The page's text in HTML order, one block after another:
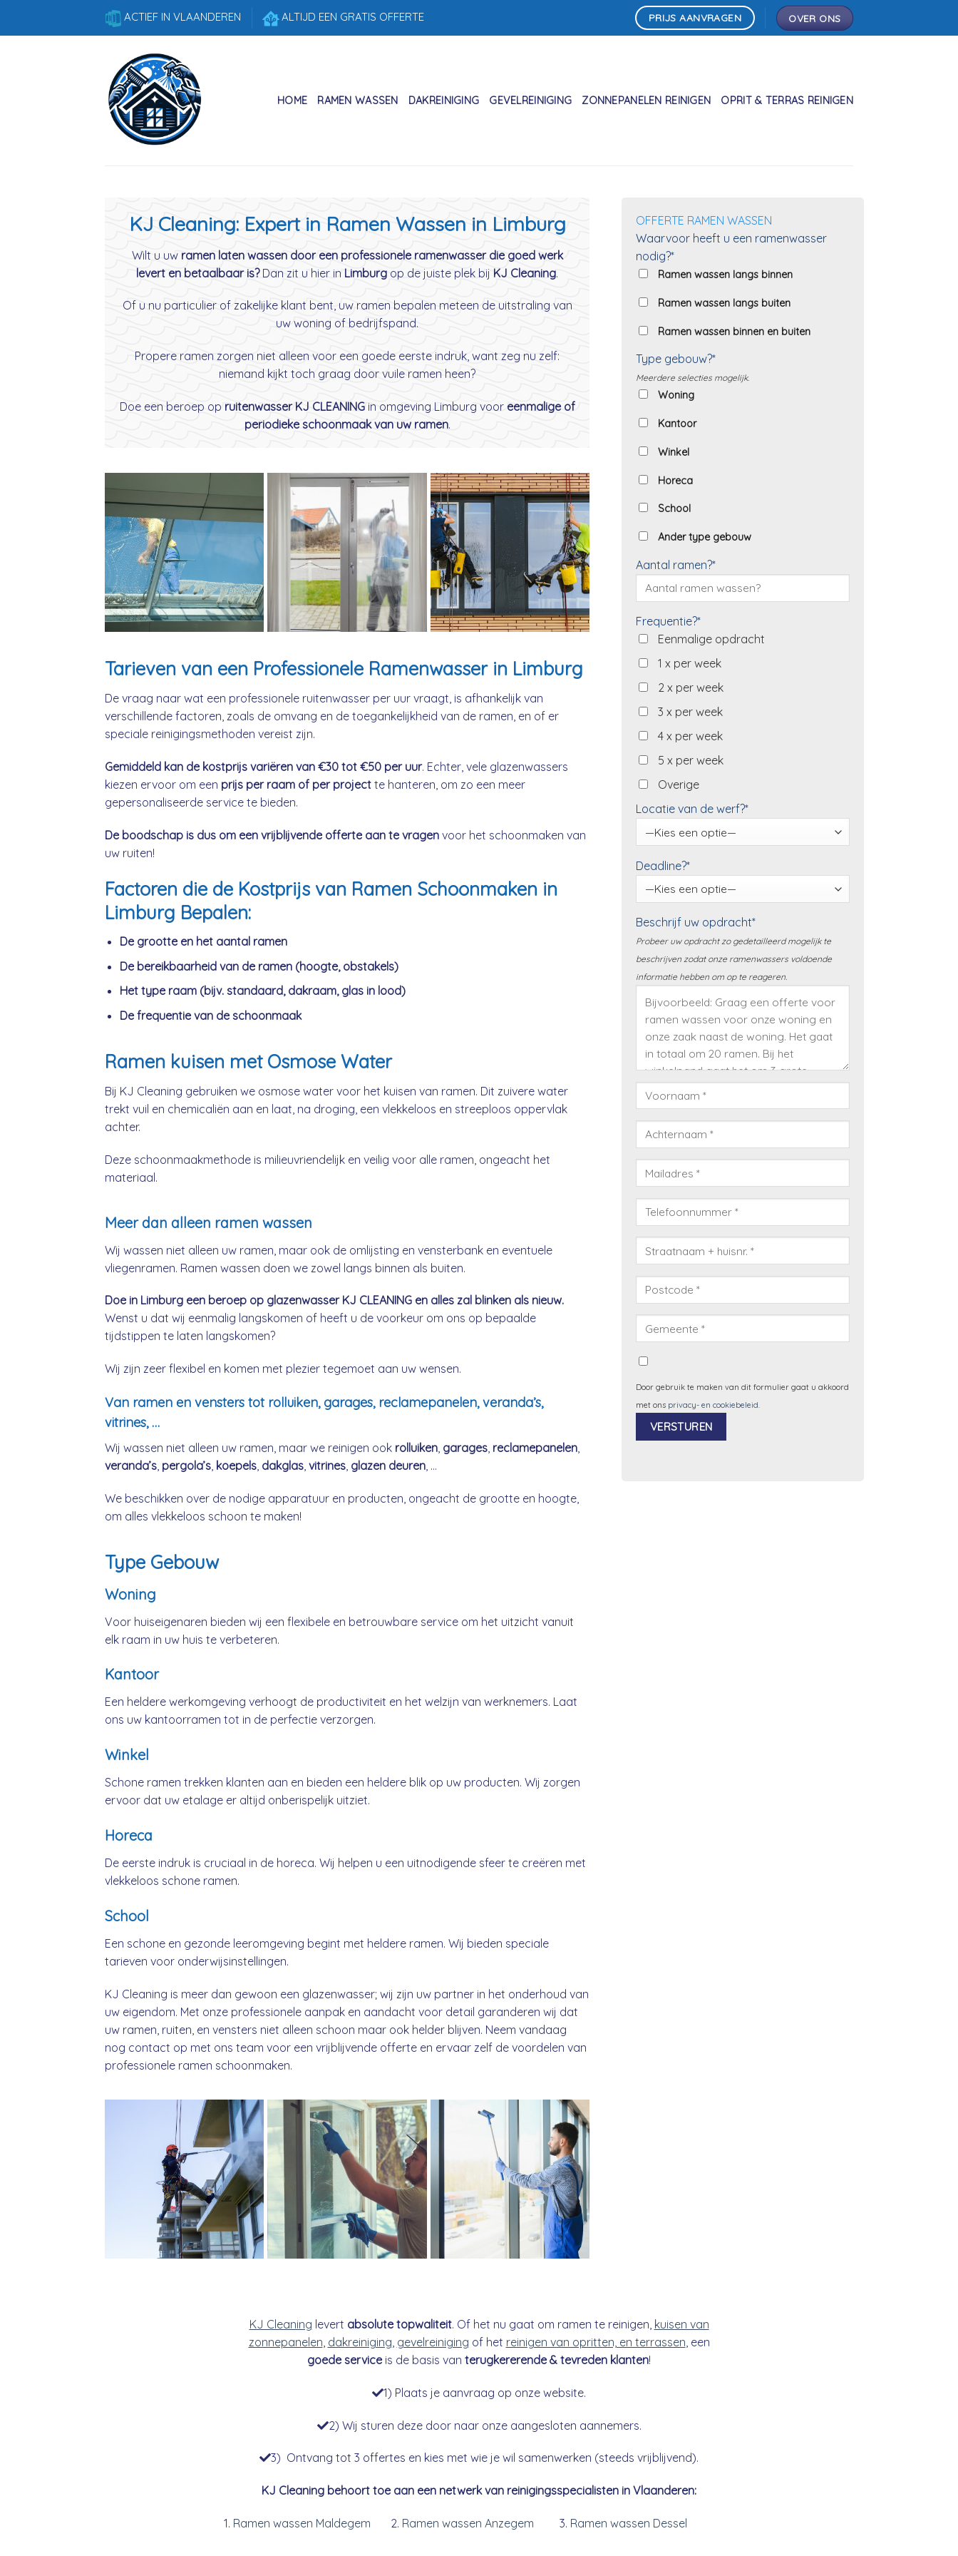
ACTIEF IN VLAANDEREN ALTIJD EEN GRATIS OFFERTE PRIJS AANVRAGEN OVER ONS
HOME RAMEN WASSEN DAKREINIGING GEVELREINIGING ZONNEPANELEN REINIGEN OPRIT & TERRAS REINIGEN
KJ Cleaning: Expert in Ramen Wassen in Limburg
Wilt u uw ramen laten wassen door een professionele ramenwasser die goed werk
levert en betaalbaar is?Dan zit u hier in Limburg op de juiste plek bij KJ Cleaning.
Of u nu particulier of zakelijke klant bent, uw ramen bepalen meteen de uitstraling van
uw woning of bedrijfspand.
Propere ramen zorgen niet alleen voor een goede eerste indruk, want zeg nu zelf:
niemand kijkt toch graag door vuile ramen heen?
Doe een beroep op ruitenwasser KJ CLEANINGin omgeving Limburg voor eenmalige of
periodieke schoonmaak van uw ramen.
Tarieven van een Professionele Ramenwasser in Limburg
De vraag naar wat een professionele ruitenwasser per uur vraagt, is afhankelijk van
verschillende factoren, zoals de omvang en de toegankelijkheid van de ramen, en of er
speciale reinigingsmethoden vereist zijn.
Gemiddeld kan de kostprijs variëren van €30 tot €50 per uur. Echter, vele glazenwassers
kiezen ervoor om een prijs per raam of per project te hanteren, om zo een meer
gepersonaliseerde service te bieden.
De boodschap is dus om een vrijblijvende offerte aan te vragen voor het schoonmaken van
uw ruiten!
Factoren die de Kostprijs van Ramen Schoonmaken in
Limburg Bepalen:
De grootte en het aantal ramen
De bereikbaarheid van de ramen (hoogte, obstakels)
Het type raam (bijv. standaard, dakraam, glas in lood)
De frequentie van de schoonmaak
Ramen kuisen met Osmose Water
Bij KJ Cleaning gebruiken we osmose water voor het kuisen van ramen. Dit zuivere water
trekt vuil en chemicaliën aan en laat, na droging, een vlekkeloos en streeploos oppervlak
achter.
Deze schoonmaakmethode is milieuvriendelijk en veilig voor alle ramen, ongeacht het
materiaal.
Meer dan alleen ramen wassen
Wij wassen niet alleen uw ramen, maar ook de omlijsting en vensterbank en eventuele
vliegenramen. Ramen wassen doen we zowel langs binnen als buiten.
Doe in Limburg een beroep op glazenwasser KJ CLEANING en alles zal blinken als nieuw.
Wenst u dat wij eenmalig langskomen of heeft u de voorkeur om ons op bepaalde
tijdstippen te laten langskomen?
Wij zijn zeer flexibel en komen met plezier tegemoet aan uw wensen.
Van ramen en vensters tot rolluiken, garages, reclamepanelen, veranda’s,
vitrines, …
Wij wassen niet alleen uw ramen, maar we reinigen ook rolluiken, garages, reclamepanelen,
veranda’s, pergola’s, koepels, dakglas, vitrines, glazen deuren, …
We beschikken over de nodige apparatuur en producten, ongeacht de grootte en hoogte,
om alles vlekkeloos schoon te maken!
Type Gebouw
Woning
Voor huiseigenaren bieden wij een flexibele en betrouwbare service om het uitzicht vanuit
elk raam in uw huis te verbeteren.
Kantoor
Een heldere werkomgeving verhoogt de productiviteit en het welzijn van werknemers. Laat
ons uw kantoorramen tot in de perfectie verzorgen.
Winkel
Schone ramen trekken klanten aan en bieden een heldere blik op uw producten. Wij zorgen
ervoor dat uw etalage er altijd onberispelijk uitziet.
Horeca
De eerste indruk is cruciaal in de horeca. Wij helpen u een uitnodigende sfeer te creëren met
vlekkeloos schone ramen.
School
Een schone en gezonde leeromgeving begint met heldere ramen. Wij bieden speciale
tarieven voor onderwijsinstellingen.
KJ Cleaning is meer dan gewoon een glazenwasser; wij zijn uw partner in het onderhoud van
uw eigendom. Met onze professionele aanpak en aandacht voor detail garanderen wij dat
uw ramen, ruiten, en vensters niet alleen schoon maar ook helder blijven. Neem vandaag
nog contact op met ons team voor een vrijblijvende offerte en ervaar zelf de voordelen van
professionele ramen schoonmaken.
OFFERTE RAMEN WASSEN
Waarvoor heeft u een ramenwasser
nodig?*
Ramen wassen langs binnen
Ramen wassen langs buiten
Ramen wassen binnen en buiten
Type gebouw?*
Meerdere selecties mogelijk.
Woning
Kantoor
Winkel
Horeca
School
Ander type gebouw
Aantal ramen?*
Frequentie?*
Eenmalige opdracht
1 x per week
2 x per week
3 x per week
4 x per week
5 x per week
Overige
Locatie van de werf?*
Deadline?*
Beschrijf uw opdracht*
Probeer uw opdracht zo gedetailleerd mogelijk te
beschrijven zodat onze ramenwassers voldoende
informatie hebben om op te reageren.
Door gebruik te maken van dit formulier gaat u akkoord
met ons privacy- en cookiebeleid.
KJ Cleaning levert absolute topwaliteit. Of het nu gaat om ramen te reinigen, kuisen van
zonnepanelen dakreiniging gevelreiniging of het reinigen van opritten, en terrassen , een
goede serviceis de basis van terugkererende & tevreden klanten!
1) Plaats je aanvraag op onze website.
2) Wij sturen deze door naar onze aangesloten aannemers.
3) Ontvang tot 3 offertes en kies met wie je wil samenwerken (steeds vrijblijvend).
KJ Cleaning behoort toe aan een netwerk van reinigingsspecialisten in Vlaanderen:
Ramen wassen Maldegem Ramen wassen Anzegem Ramen wassen Dessel